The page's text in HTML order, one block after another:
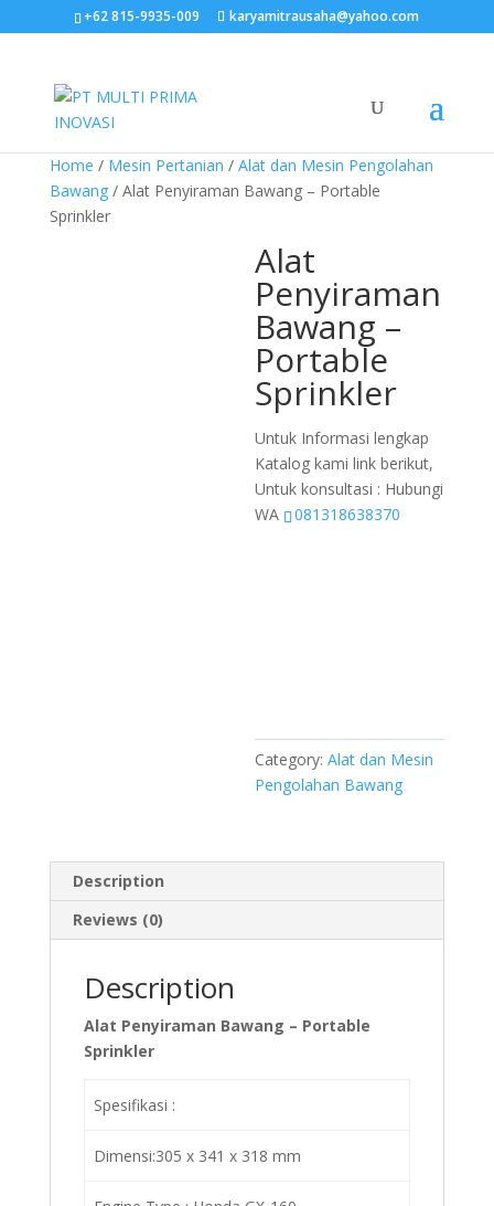
+62 815-9935-009 karyamitrausaha@yahoo.com
Home / Mesin Pertanian / Alat dan Mesin Pengolahan
Bawang/ Alat Penyiraman Bawang – Portable
Sprinkler
Alat
Penyiraman
Bawang –
Portable
Sprinkler
Untuk Informasi lengkap
Katalog kami link berikut,
Untuk konsultasi : Hubungi
WA
081318638370
Category:Alat dan Mesin
Pengolahan Bawang
Description
Reviews (0)
Description
Alat Penyiraman Bawang – Portable
Sprinkler
Spesifikasi :
Dimensi:305 x 341 x 318 mm